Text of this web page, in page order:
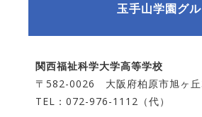
玉手山学園グ
関西福祉科学大学高等学校
〒582-0026 大阪府柏原市旭ヶ
TEL：072-976-1112（代）